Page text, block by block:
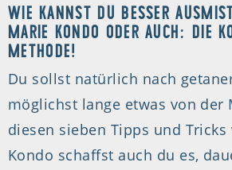
WIE KANNST DU BESSER
MARIE KONDO ODER AUCH: DIE
METHODE!
Du sollst natürlich nach
möglichst lange etwas von der
diesen sieben Tipps und
Kondo schaffst auch du es,